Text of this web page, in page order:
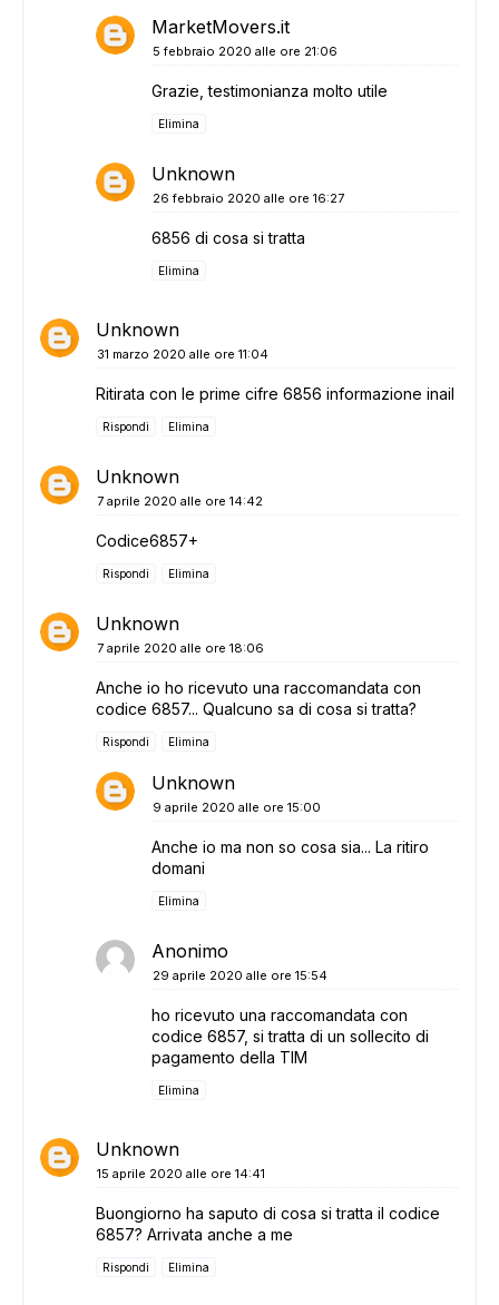
ADS
MarketMovers.it
5 febbraio 2020 alle ore 21:06
Grazie, testimonianza molto utile
Elimina
Unknown
26 febbraio 2020 alle ore 16:27
6856 di cosa si tratta
Elimina
Unknown
31 marzo 2020 alle ore 11:04
Ritirata con le prime cifre 6856 informazione inail
Rispondi Elimina
Unknown
7 aprile 2020 alle ore 14:42
Codice6857+
Rispondi Elimina
Unknown
7 aprile 2020 alle ore 18:06
Anche io ho ricevuto una raccomandata con
codice 6857... Qualcuno sa di cosa si tratta?
Rispondi Elimina
Unknown
9 aprile 2020 alle ore 15:00
Anche io ma non so cosa sia... La ritiro
domani
Elimina
Anonimo
29 aprile 2020 alle ore 15:54
ho ricevuto una raccomandata con
codice 6857, si tratta di un sollecito di
pagamento della TIM
Elimina
Unknown
15 aprile 2020 alle ore 14:41
Buongiorno ha saputo di cosa si tratta il codice
6857? Arrivata anche a me
Rispondi Elimina